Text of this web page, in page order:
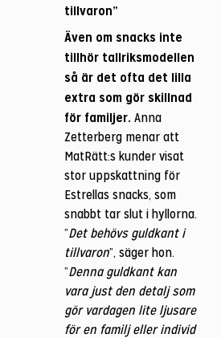
tillvaron”
Även om snacks inte
tillhör tallriksmodellen
så är det ofta det lilla
extra som gör skillnad
för familjer. Anna
Zetterberg menar att
MatRätt:s kunder visat
stor uppskattning för
Estrellas snacks, som
snabbt tar slut i hyllorna.
”Det behövs guldkant i
tillvaron”, säger hon.
”Denna guldkant kan
vara just den detalj som
gör vardagen lite ljusare
för en familj eller individ